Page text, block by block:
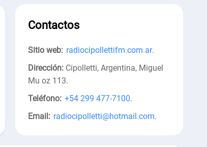
Contactos
Sitio web: radiocipollettifm.com.ar.
Dirección: Cipolletti, Argentina, Miguel
Mu oz 113.
Teléfono: +54 299 477-7100.
Email: radiocipolletti@hotmail.com.